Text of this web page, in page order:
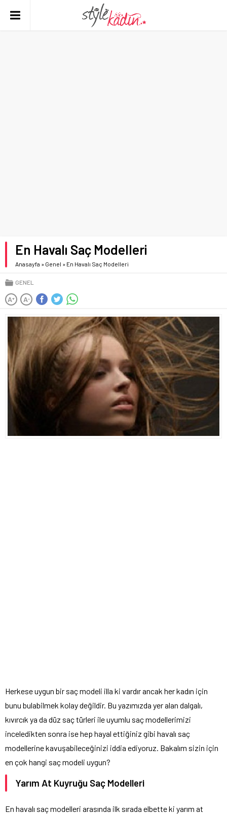
En Havalı Saç Modelleri
Anasayfa » Genel » En Havalı Saç Modelleri
GENEL
A+ A-
Herkese uygun bir saç modeli illa ki vardır ancak her kadın için
bunu bulabilmek kolay değildir. Bu yazımızda yer alan dalgalı,
kıvırcık ya da düz saç türleri ile uyumlu saç modellerimizi
inceledikten sonra ise hep hayal ettiğiniz gibi havalı saç
modellerine kavuşabileceğinizi iddia ediyoruz. Bakalım sizin için
en çok hangi saç modeli uygun?
Yarım At Kuyruğu Saç Modelleri
En havalı saç modelleri arasında ilk sırada elbette ki yarım at